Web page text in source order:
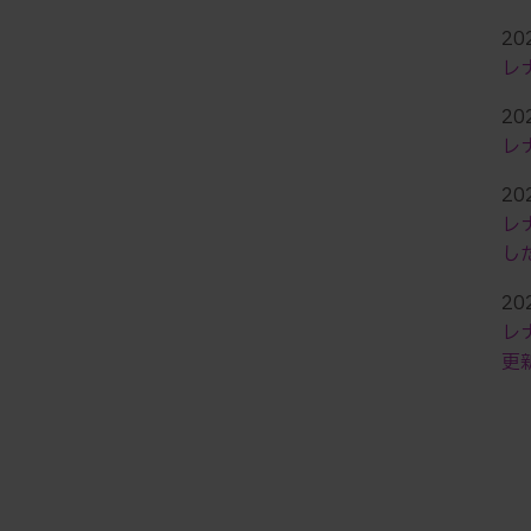
レ
レ
レ
し
レ
更